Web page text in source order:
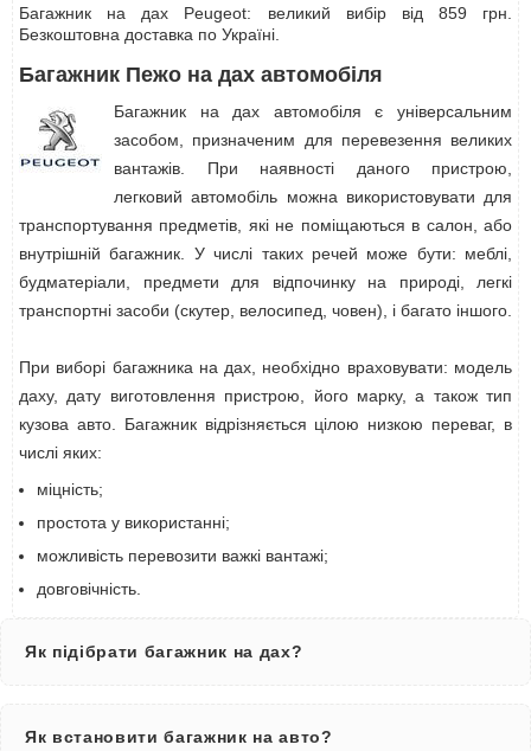
Багажник на дах Peugeot: великий вибір від 859 грн.
Безкоштовна доставка по Україні.
Багажник Пежо на дах автомобіля
Багажник на дах автомобіля є універсальним
засобом, призначеним для перевезення великих
вантажів. При наявності даного пристрою,
легковий автомобіль можна використовувати для
транспортування предметів, які не поміщаються в салон, або
внутрішній багажник. У числі таких речей може бути: меблі,
будматеріали, предмети для відпочинку на природі, легкі
транспортні засоби (скутер, велосипед, човен), і багато іншого.
При виборі багажника на дах, необхідно враховувати: модель
даху, дату виготовлення пристрою, його марку, а також тип
кузова авто. Багажник відрізняється цілою низкою переваг, в
числі яких:
міцність;
простота у використанні;
можливість перевозити важкі вантажі;
довговічність.
Як підібрати багажник на дах?
Як встановити багажник на авто?